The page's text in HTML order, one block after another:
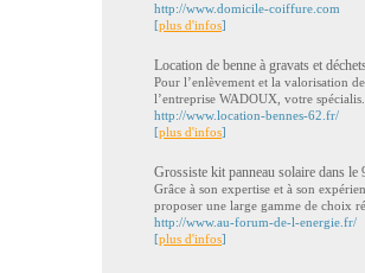
http://www.domicile-coiffure.com
[plus d'infos]
Location de benne à gravats et
Pour l’enlèvement et la valorisation
l’entreprise WADOUX, votre spécialis...
http://www.location-bennes-62.fr/
[plus d'infos]
Grossiste kit panneau solaire dans le
Grâce à son expertise et à son
proposer une large gamme de choix
http://www.au-forum-de-l-energie.fr/
[plus d'infos]